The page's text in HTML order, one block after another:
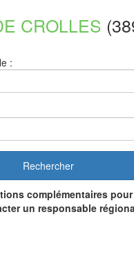
CROLLES
:
Rechercher
complémentaires
un responsable